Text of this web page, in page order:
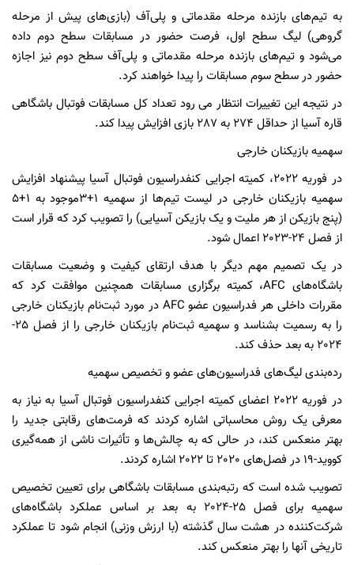
به تیم‌های بازنده مرحله مقدماتی و پلی‌آف (بازی‌های پیش از مرحله
گروهی) لیگ سطح اول، فرصت حضور در مسابقات سطح دوم داده
می‌شود و تیم‌های بازنده مرحله مقدماتی و پلی‌آف سطح دوم نیز اجازه
حضور در سطح سوم مسابقات را پیدا خواهند کرد.
در نتیجه این تغییرات انتظار می رود تعداد کل مسابقات فوتبال باشگاهی
قاره آسیا از حداقل 274 به 287 بازی افزایش پیدا کند.
سهمیه بازیکنان خارجی
در فوریه 2022، کمیته اجرایی کنفدراسیون فوتبال آسیا پیشنهاد افزایش
سهمیه بازیکنان خارجی در لیست تیم‌ها از سهمیه 1+3موجود به 1+5
(پنج بازیکن از هر ملیت و یک بازیکن آسیایی) را تصویب کرد که قرار است
از فصل 24-2023 اعمال شود.
در یک تصمیم مهم دیگر با هدف ارتقای کیفیت و وضعیت مسابقات
باشگاه‌های AFC، کمیته برگزاری مسابقات همچنین موافقت کرد که
مقررات داخلی هر فدراسیون عضو AFC در مورد ثبت‌نام بازیکنان خارجی
را به رسمیت بشناسد و سهمیه ثبت‌نام بازیکنان خارجی را از فصل 25-
2024 به بعد حذف کند.
رده‌بندی لیگ‌های فدراسیون‌های عضو و تخصیص سهمیه
در فوریه 2022 اعضای کمیته اجرایی کنفدراسیون فوتبال آسیا به نیاز به
معرفی یک روش محاسباتی اشاره کردند که فرمت‌های رقابتی جدید را
بهتر منعکس کند، در حالی که به چالش‌ها و تأثیرات ناشی از همه‌گیری
کووید-19 در فصل‌های 2020 تا 2022 اشاره کردند.
تصویب شده است که رتبه‌بندی مسابقات باشگاهی برای تعیین تخصیص
سهمیه برای فصل 25-2024 به بعد بر اساس عملکرد باشگاه‌های
شرکت‌کننده در هشت سال گذشته (با ارزش وزنی) انجام شود تا عملکرد
تاریخی آنها را بهتر منعکس کند.